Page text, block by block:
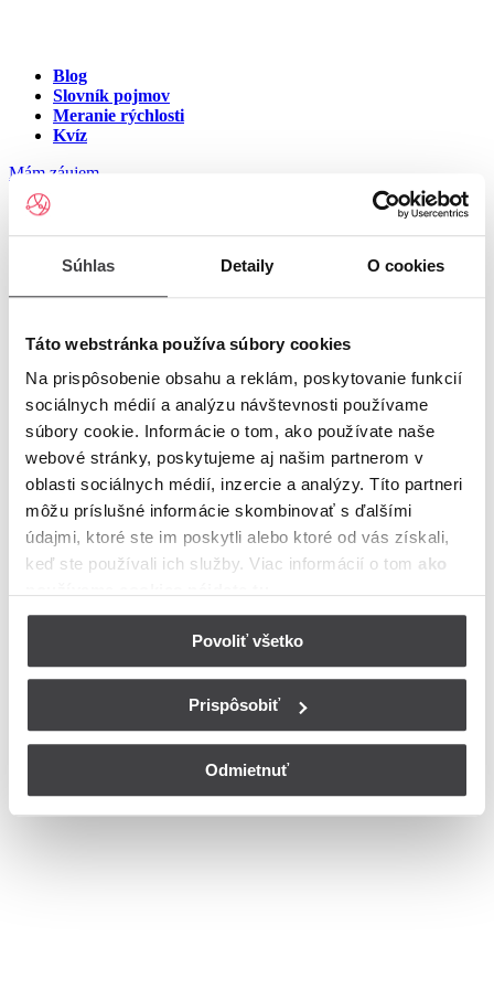
Súhlas Detaily O cookies
Táto webstránka používa súbory cookies
Na prispôsobenie obsahu a reklám, poskytovanie funkcií
sociálnych médií a analýzu návštevnosti používame
súbory cookie. Informácie o tom, ako používate naše
webové stránky, poskytujeme aj našim partnerom v
oblasti sociálnych médií, inzercie a analýzy. Títo partneri
môžu príslušné informácie skombinovať s ďalšími
údajmi, ktoré ste im poskytli alebo ktoré od vás získali,
keď ste používali ich služby. Viac informácií o tom ako
Povoliť všetko
Prispôsobiť
Odmietnuť
Blog
Slovník pojmov
Meranie rýchlosti
Kvíz
Mám záujem
Internet na ulici Panská,
Banská Bystrica
Zadajte číslo vchodu pre zobrazenie ponuky internetu v meste
Zadajte číslo domu/vchodupre zobrazenie ponuky internetu v
lokalite Banská Bystrica
Zoznam čísiel domov/vchodov na ulici Panská v
meste Banská Bystrica
Bohužiaľ, nedisponujeme zoznamom dostupných čísiel vchodov na
ulici Panská v meste Banská Bystrica.
© Copyright 2026 Nastavenia cookies